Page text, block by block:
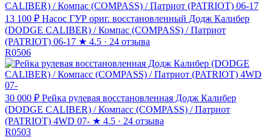
13 100 ₽ Насос ГУР ориг. восстановленный Додж Калибер
(DODGE CALIBER) / Компас (COMPASS) / Патриот
(PATRIOT) 06-17 ★ 4.5 · 24 отзыва
R0506
30 000 ₽ Рейка рулевая восстановленная Додж Калибер
(DODGE CALIBER) / Компасс (COMPASS) / Патриот
(PATRIOT) 4WD 07- ★ 4.5 · 24 отзыва
R0503